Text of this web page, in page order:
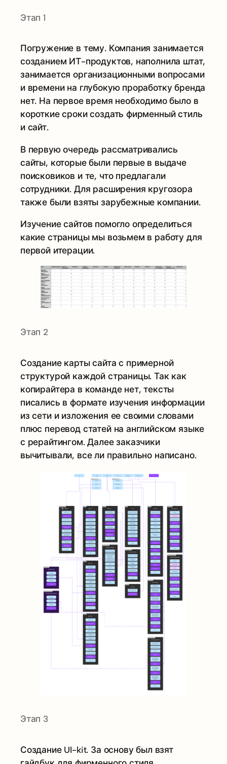
Этап 1
Погружение в тему. Компания занимается
созданием ИТ-продуктов, наполнила штат,
занимается организационными вопросами
и времени на глубокую проработку бренда
нет. На первое время необходимо было в
короткие сроки создать фирменный стиль
и сайт.
В первую очередь рассматривались
сайты, которые были первые в выдаче
поисковиков и те, что предлагали
сотрудники. Для расширения кругозора
также были взяты зарубежные компании.
Изучение сайтов помогло определиться
какие страницы мы возьмем в работу для
первой итерации.
Этап 2
Создание карты сайта с примерной
структурой каждой страницы. Так как
копирайтера в команде нет, тексты
писались в формате изучения информации
из сети и изложения ее своими словами
плюс перевод статей на английском языке
с рерайтингом. Далее заказчики
вычитывали, все ли правильно написано.
Этап 3
Создание UI-kit. За основу был взят